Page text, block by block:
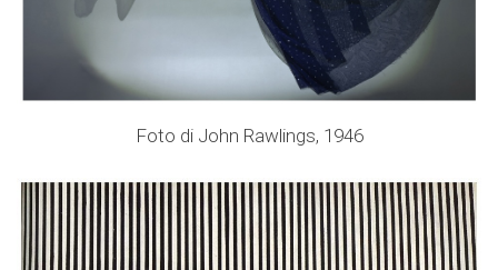
Foto di John Rawlings, 1946